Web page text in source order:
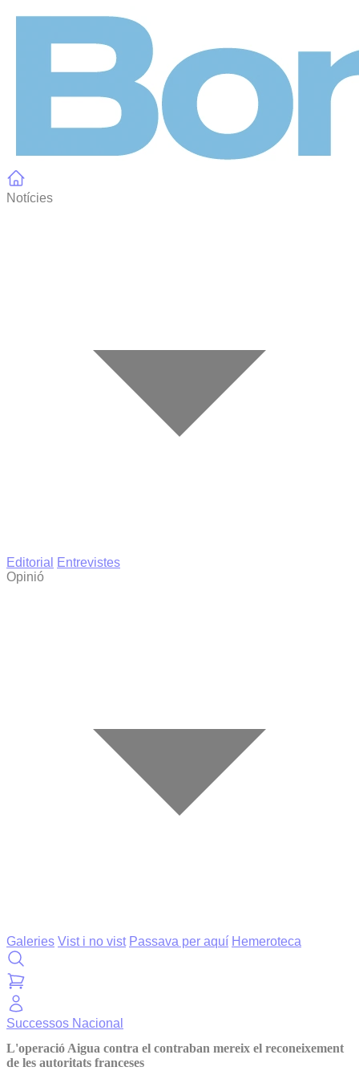
Notícies
Editorial
Entrevistes
Opinió
Galeries Vist i no vist Passava per aquí Hemeroteca
Successos Nacional
L'operació Aigua contra el contraban mereix el reconeixement
de les autoritats franceses